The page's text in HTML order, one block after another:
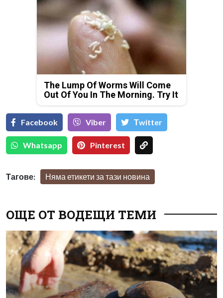
The Lump Of Worms Will Come
Out Of You In The Morning. Try It
Facebook Viber Тwitter
Whatsapp Pinterest
Тагове: Няма етикети за тази новина
ОЩЕ ОТ ВОДЕЩИ ТЕМИ